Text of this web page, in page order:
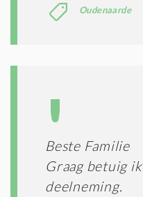
Oudenaarde
Beste Familie
Graag betuig
deelneming.